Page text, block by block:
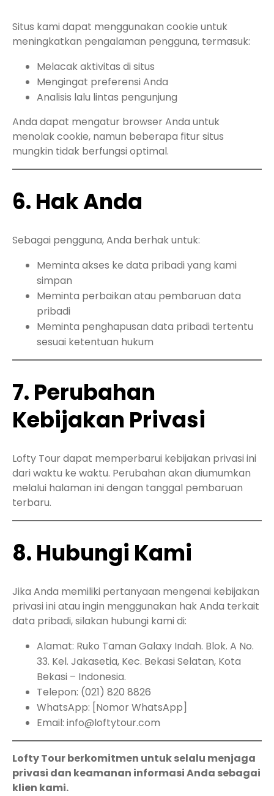
Situs kami dapat menggunakan cookie untuk
meningkatkan pengalaman pengguna, termasuk:
Melacak aktivitas di situs
Mengingat preferensi Anda
Analisis lalu lintas pengunjung
Anda dapat mengatur browser Anda untuk
menolak cookie, namun beberapa fitur situs
mungkin tidak berfungsi optimal.
6. Hak Anda
Sebagai pengguna, Anda berhak untuk:
Meminta akses ke data pribadi yang kami
simpan
Meminta perbaikan atau pembaruan data
pribadi
Meminta penghapusan data pribadi tertentu
sesuai ketentuan hukum
7. Perubahan
Kebijakan Privasi
Lofty Tour dapat memperbarui kebijakan privasi ini
dari waktu ke waktu. Perubahan akan diumumkan
melalui halaman ini dengan tanggal pembaruan
terbaru.
8. Hubungi Kami
Jika Anda memiliki pertanyaan mengenai kebijakan
privasi ini atau ingin menggunakan hak Anda terkait
data pribadi, silakan hubungi kami di:
Alamat: Ruko Taman Galaxy Indah. Blok. A No.
33. Kel. Jakasetia, Kec. Bekasi Selatan, Kota
Bekasi – Indonesia.
Telepon: (021) 820 8826
WhatsApp: [Nomor WhatsApp]
Email: info@loftytour.com
Lofty Tour berkomitmen untuk selalu menjaga
privasi dan keamanan informasi Anda sebagai
klien kami.